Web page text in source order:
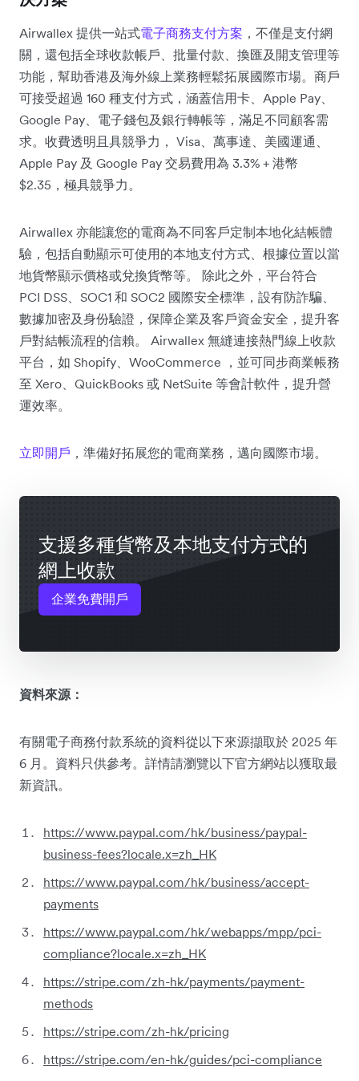
Airwallex 提供一站式電子商務支付方案 ，不僅是支付網
關，還包括全球收款帳戶、批量付款、換匯及開支管理等
功能，幫助香港及海外線上業務輕鬆拓展國際市場。商戶
可接受超過 160 種支付方式，涵蓋信用卡、Apple Pay、
Google Pay、電子錢包及銀行轉帳等，滿足不同顧客需
求。收費透明且具競爭力， Visa、萬事達、美國運通、
Apple Pay 及 Google Pay 交易費用為 3.3% + 港幣
$2.35，極具競爭力。
Airwallex 亦能讓您的電商為不同客戶定制本地化結帳體
驗，包括自動顯示可使用的本地支付方式、根據位置以當
地貨幣顯示價格或兌換貨幣等。 除此之外，平台符合
PCI DSS、SOC1 和 SOC2 國際安全標準，設有防詐騙、
數據加密及身份驗證，保障企業及客戶資金安全，提升客
戶對結帳流程的信賴。 Airwallex 無縫連接熱門線上收款
平台，如 Shopify、WooCommerce ，並可同步商業帳務
至 Xero、QuickBooks 或 NetSuite 等會計軟件，提升營
運效率。
立即開戶 ，準備好拓展您的電商業務，邁向國際市場。
支援多種貨幣及本地支付方式的
網上收款
企業免費開戶
資料來源：
有關電子商務付款系統的資料從以下來源擷取於 2025 年
6 月。資料只供參考。詳情請瀏覽以下官方網站以獲取最
新資訊。
https://www.paypal.com/hk/business/paypal-
business-fees?locale.x=zh_HK
https://www.paypal.com/hk/business/accept-
payments
https://www.paypal.com/hk/webapps/mpp/pci-
compliance?locale.x=zh_HK
https://stripe.com/zh-hk/payments/payment-
methods
https://stripe.com/zh-hk/pricing
https://stripe.com/en-hk/guides/pci-compliance